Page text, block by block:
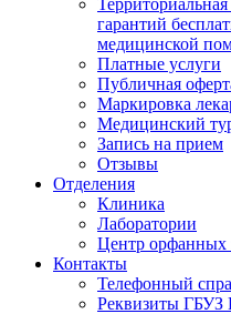
гарантий
медицинской
Платные услуги
Публичная
Маркировка
Медицинский
Запись на прием
Отзывы
Отделения
Клиника
Лаборатории
Центр орфанных
Контакты
Телефонный
Реквизиты